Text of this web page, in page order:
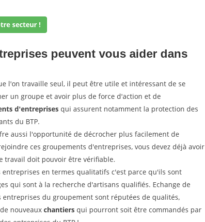
secteur !
peuvent vous aider dans
l'on travaille seul, il peut être utile et intéressant de se
un groupe et avoir plus de force d'action et de
d'entreprises qui assurent notamment la protection des
du BTP.
aussi l'opportunité de décrocher plus facilement de
ces groupements d'entreprises, vous devez déjà avoir
travail doit pouvoir être vérifiable.
en termes qualitatifs c'est parce qu'ils sont
qui sont à la recherche d'artisans qualifiés. Echange de
du groupement sont réputées de qualités,
nouveaux chantiers qui pourront soit être commandés par